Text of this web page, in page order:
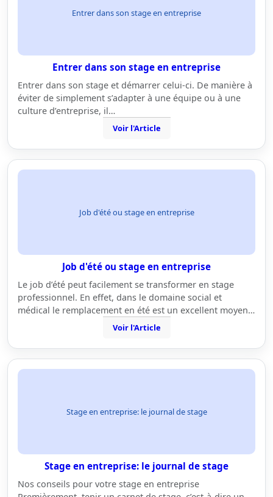
Entrer dans son stage en entreprise
Entrer dans son stage en entreprise
Entrer dans son stage et démarrer celui-ci. De manière à
éviter de simplement s’adapter à une équipe ou à une
culture d’entreprise, il…
Voir l'Article
Job d'été ou stage en entreprise
Job d'été ou stage en entreprise
Le job d’été peut facilement se transformer en stage
professionnel. En effet, dans le domaine social et
médical le remplacement en été est un excellent moyen…
Voir l'Article
Stage en entreprise: le journal de stage
Stage en entreprise: le journal de stage
Nos conseils pour votre stage en entreprise